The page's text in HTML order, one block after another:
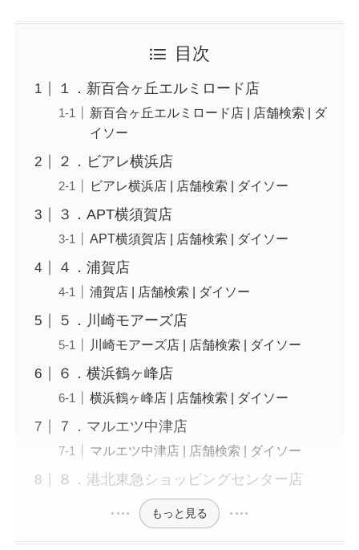
目次
１．新百合ヶ丘エルミロード店
新百合ヶ丘エルミロード店 | 店舗検索 | ダ
イソー
２．ビアレ横浜店
ビアレ横浜店 | 店舗検索 | ダイソー
３．APT横須賀店
APT横須賀店 | 店舗検索 | ダイソー
４．浦賀店
浦賀店 | 店舗検索 | ダイソー
５．川崎モアーズ店
川崎モアーズ店 | 店舗検索 | ダイソー
６．横浜鶴ヶ峰店
横浜鶴ヶ峰店 | 店舗検索 | ダイソー
７．マルエツ中津店
マルエツ中津店 | 店舗検索 | ダイソー
８．港北東急ショッピングセンター店
もっと見る